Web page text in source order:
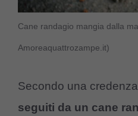
Cane randagio mangia dalla
Amoreaquattrozampe.it)
Secondo una
seguiti da un cane